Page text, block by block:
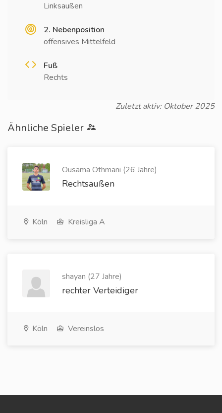
Linksaußen
2. Nebenposition
offensives Mittelfeld
Fuß
Rechts
Zuletzt aktiv: Oktober 2025
Ähnliche Spieler
Ousama Othmani (26 Jahre)
Rechtsaußen
Köln Kreisliga A
shayan (27 Jahre)
rechter Verteidiger
Köln Vereinslos